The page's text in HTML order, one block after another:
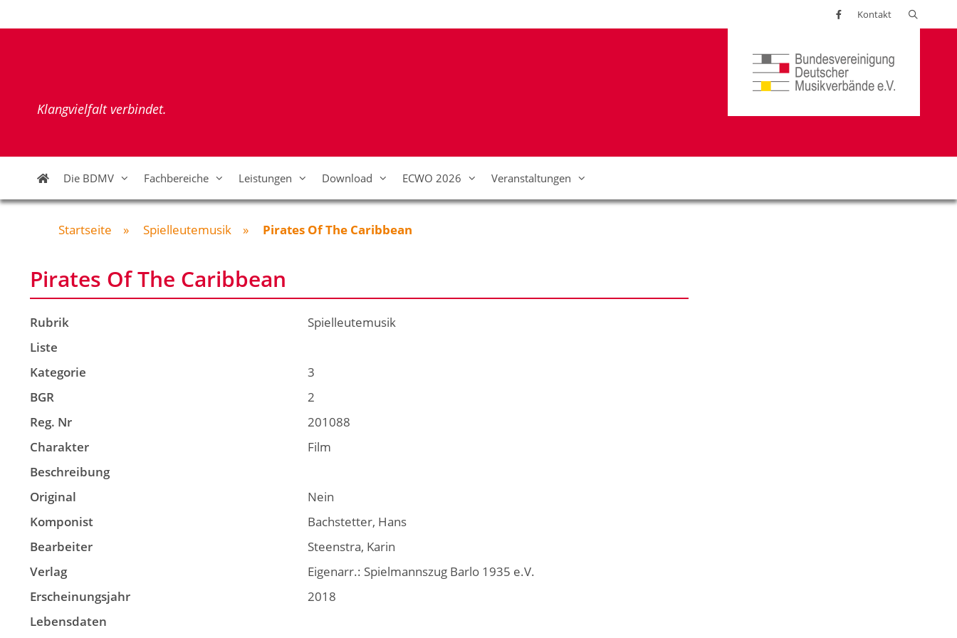
Inhalt
Kontakt
Klangvielfalt verbindet.
Die BDMV Fachbereiche Leistungen Download ECWO 2026 Veranstaltungen
Startseite » Spielleutemusik » Pirates Of The Caribbean
Pirates Of The Caribbean
Rubrik
Spielleutemusik
Liste
Kategorie
3
BGR
2
Reg. Nr
201088
Charakter
Film
Beschreibung
Original
Nein
Komponist
Bachstetter, Hans
Bearbeiter
Steenstra, Karin
Verlag
Eigenarr.: Spielmannszug Barlo 1935 e.V.
Erscheinungsjahr
2018
Lebensdaten